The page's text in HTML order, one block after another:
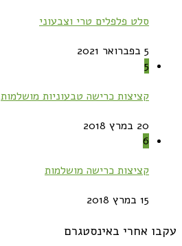
סלט פלפלים טרי וצבעוני
5 בפברואר 2021
5
קציצות כרישה טבעוניות מושלמות
20 במרץ 2018
6
קציצות כרישה מושלמות
15 במרץ 2018
עקבו אחרי באינסטגרם